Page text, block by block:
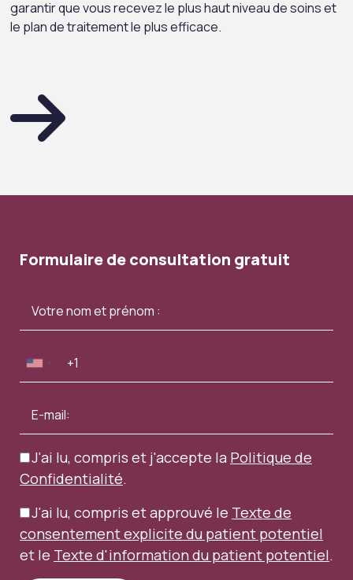
garantir que vous recevez le plus haut niveau de soins et
le plan de traitement le plus efficace.
Formulaire de consultation gratuit
J'ai lu, compris et j'accepte la Politique de
Confidentialité.
J'ai lu, compris et approuvé le Texte de
consentement explicite du patient potentiel
et le Texte d'information du patient potentiel.